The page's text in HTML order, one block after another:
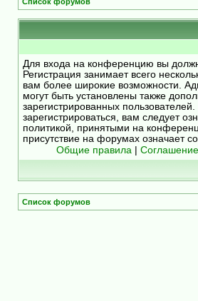
Для входа на конференцию вы
Регистрация занимает всего
вам более широкие возможности.
могут быть установлены также
зарегистрированных
зарегистрироваться, вам следует
политикой, принятыми на
присутствие на форумах означает
Общие правила
Список форумов